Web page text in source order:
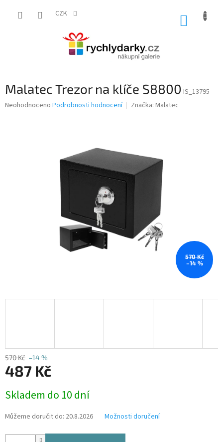
CZK
Malatec Trezor na klíče S8800 IS_13795
Průměrné
Neohodnoceno Podrobnosti hodnocení Značka: Malatec
570 Kč
–14 %
570 Kč –14 %
487 Kč
cena:
Skladem do 10 dní
Můžeme doručit do: 20.8.2026 Možnosti doručení